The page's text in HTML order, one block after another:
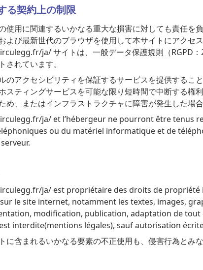
る契約上の制限
使用に関連するいかなる重大な損害に対しても責任を
よび最新世代のブラウザを使用して本サイトにアクセ
ja/ サイトは、一般データ保護規則（RGPD：
されています。
のアクセシビリティを保証するサービスを提供するこ
スティングサービスを可能な限り短時間で中断する権
め、またはインフラストラクチャに障害が発生した場合
ja/ et l’hébergeur ne pourront être tenus
ou du matériel informatique et de
ja/ est propriétaire des droits de propriété
le site internet, notamment les textes, images,
modification, publication, adaptation de
interdite(mentions légales), sauf autorisation
に含まれるいかなる要素の不正使用も、侵害行為とみ